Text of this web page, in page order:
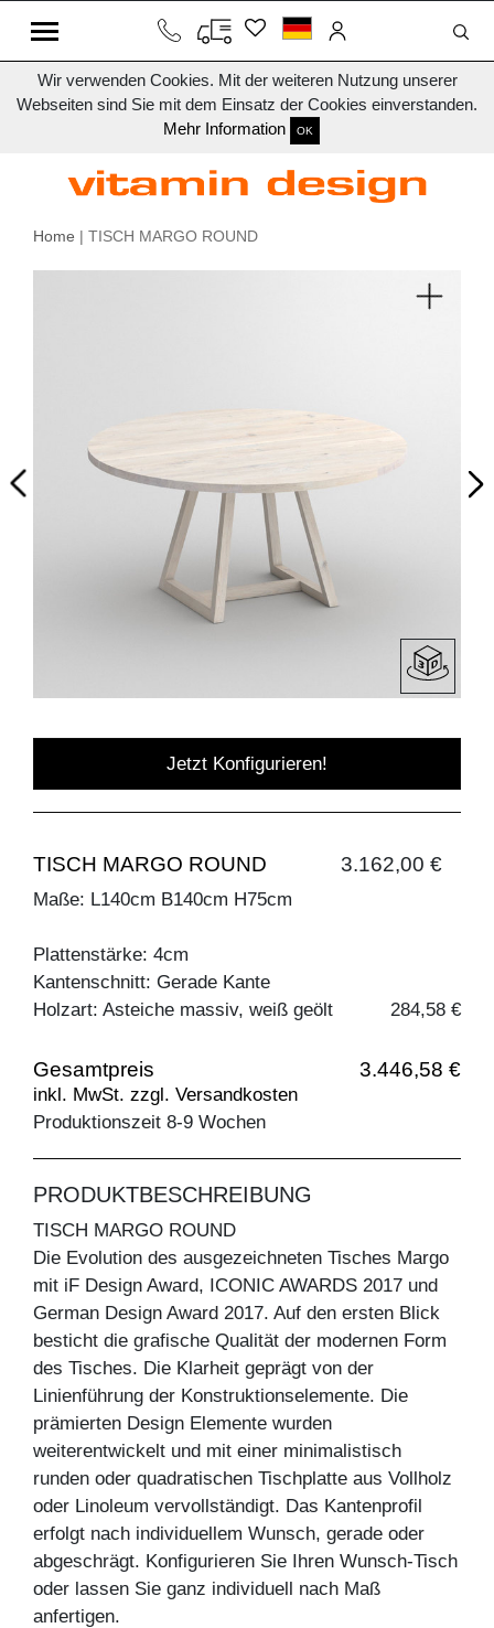
Wir verwenden Cookies. Mit der weiteren Nutzung unserer
Webseiten sind Sie mit dem Einsatz der Cookies einverstanden.
Mehr Information
OK
Home | TISCH MARGO ROUND
Jetzt Konfigurieren!
TISCH MARGO ROUND 3.162,00 €
Maße: L140cm B140cm H75cm
Plattenstärke: 4cm
Kantenschnitt: Gerade Kante
Holzart: Asteiche massiv, weiß geölt
284,58 €
Gesamtpreis 3.446,58 €
inkl. MwSt. zzgl. Versandkosten
Produktionszeit 8-9 Wochen
PRODUKTBESCHREIBUNG
TISCH MARGO ROUND
Die Evolution des ausgezeichneten Tisches Margo
mit iF Design Award, ICONIC AWARDS 2017 und
German Design Award 2017. Auf den ersten Blick
besticht die grafische Qualität der modernen Form
des Tisches. Die Klarheit geprägt von der
Linienführung der Konstruktionselemente. Die
prämierten Design Elemente wurden
weiterentwickelt und mit einer minimalistisch
runden oder quadratischen Tischplatte aus Vollholz
oder Linoleum vervollständigt. Das Kantenprofil
erfolgt nach individuellem Wunsch, gerade oder
abgeschrägt. Konfigurieren Sie Ihren Wunsch-Tisch
oder lassen Sie ganz individuell nach Maß
anfertigen.